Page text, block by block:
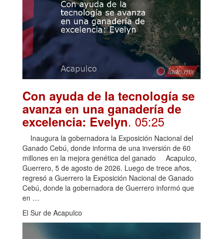
Con ayuda de la tecnología se
avanza en una ganadería de
excelencia: Evelyn. 05:25
Inaugura la gobernadora la Exposición Nacional del
Ganado Cebú, donde informa de una inversión de 60
millones en la mejora genética del ganado Acapulco,
Guerrero, 5 de agosto de 2026. Luego de trece años,
regresó a Guerrero la Exposición Nacional de Ganado
Cebú, donde la gobernadora de Guerrero informó que
en …
El Sur de Acapulco